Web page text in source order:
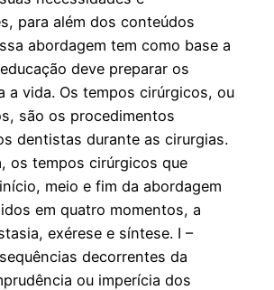
para além dos conteúdos
abordagem tem como base a
deve preparar os
a vida. Os tempos cirúrgicos, ou
são os procedimentos
dentistas durante as cirurgias.
os tempos cirúrgicos que
meio e fim da abordagem
em quatro momentos, a
exérese e síntese. I –
decorrentes da
ou imperícia dos